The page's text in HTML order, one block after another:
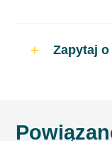
Zapytaj